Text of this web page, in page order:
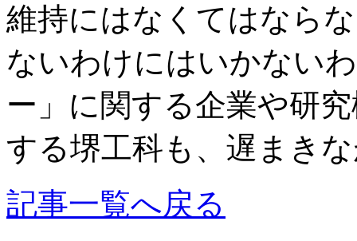
維持にはなくてはなら
ないわけにはいかない
ー」に関する企業や研
する堺工科も、遅まき
記事一覧へ戻る